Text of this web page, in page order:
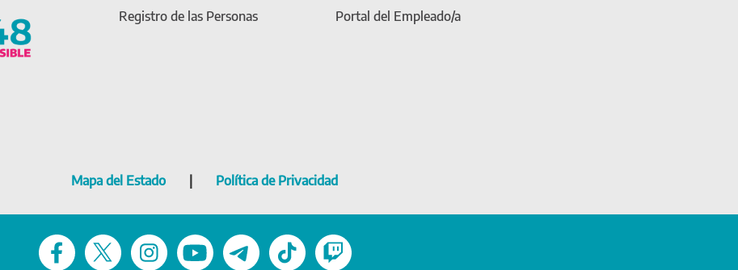
Registro de las Personas
Portal del Empleado/a
Mapa del Estado Política de Privacidad